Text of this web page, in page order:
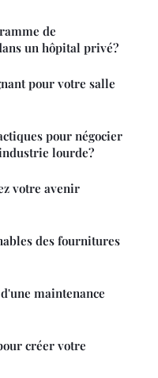
de
un hôpital privé?
pour votre salle
pour négocier
lourde?
votre avenir
des fournitures
maintenance
créer votre